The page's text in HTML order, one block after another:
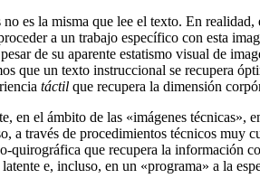
es la misma que lee el texto. En
a un trabajo específico con esta
de su aparente estatismo visual de
que un texto instruccional se recupera
táctil que recupera la dimensión
en el ámbito de las «imágenes
a través de procedimientos técnicos muy
quirográfica que recupera la información
e, incluso, en un «programa» a la